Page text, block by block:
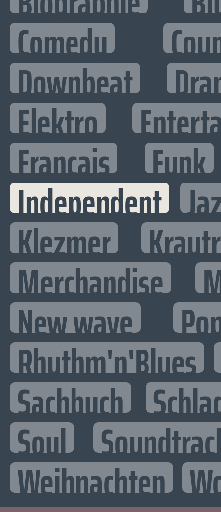
Comedy
Downbeat
Elektro
Francais Funk
Independent
Klezmer
Merchandise
New wave
Rhythm'n'Blues
Sachbuch
Soul
Weihnachten